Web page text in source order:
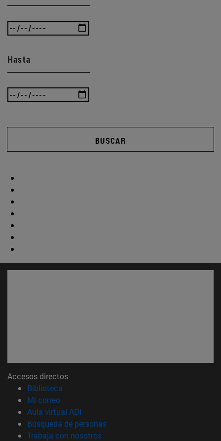
Hasta
BUSCAR
Accesos directos
Biblioteca
Mi correo(abre en nueva ventana)
Aula virtual ADI
Búsqueda de personas(abre en nueva ventana)
Trabaja con nosotros(abre en nueva ventana)